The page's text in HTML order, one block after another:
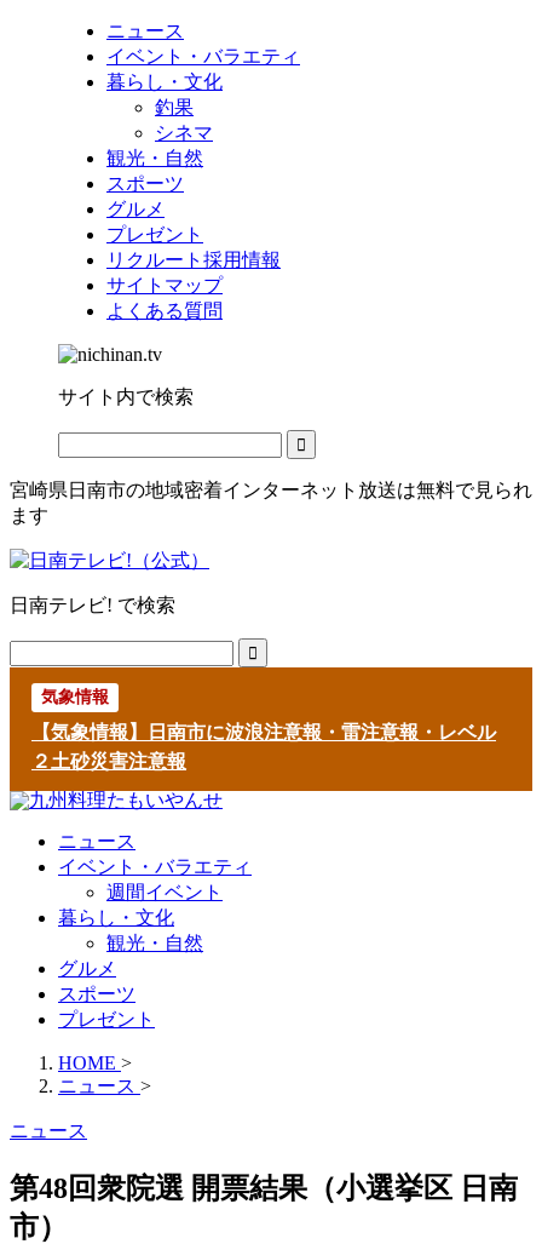
ニュース
イベント・バラエティ
暮らし・文化
釣果
シネマ
観光・自然
スポーツ
グルメ
プレゼント
リクルート採用情報
サイトマップ
よくある質問
サイト内で検索
宮崎県日南市の地域密着インターネット放送は無料で見られ
ます
日南テレビ! で検索
気象情報
【気象情報】日南市に波浪注意報・雷注意報・レベル
２土砂災害注意報
ニュース
イベント・バラエティ
週間イベント
暮らし・文化
観光・自然
グルメ
スポーツ
プレゼント
HOME >
ニュース >
ニュース
第48回衆院選 開票結果（小選挙区 日南
市）